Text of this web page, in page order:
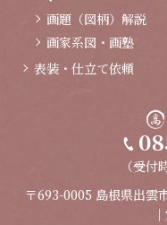
画題（図柄）解説
画家系図・画塾
表装・仕立て依頼
（受付
〒693-0005 島根県出雲